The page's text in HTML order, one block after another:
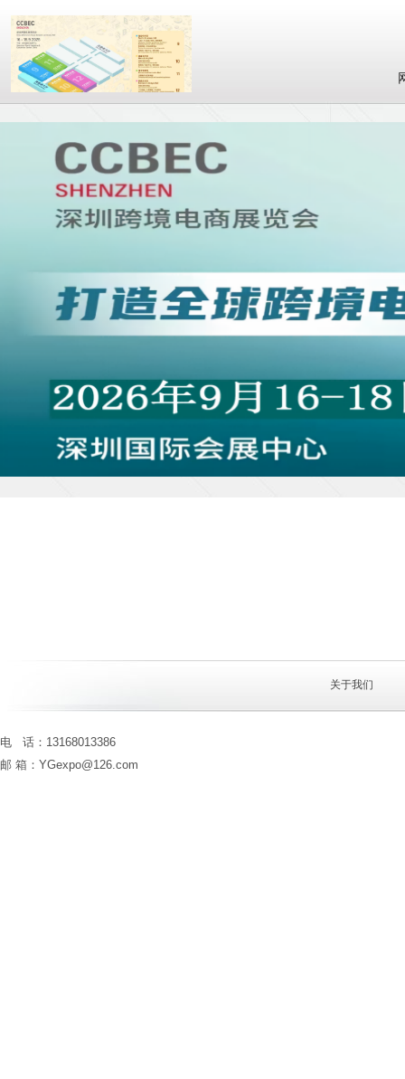
关于我们
电 话：13168013386
邮 箱：YGexpo@126.com